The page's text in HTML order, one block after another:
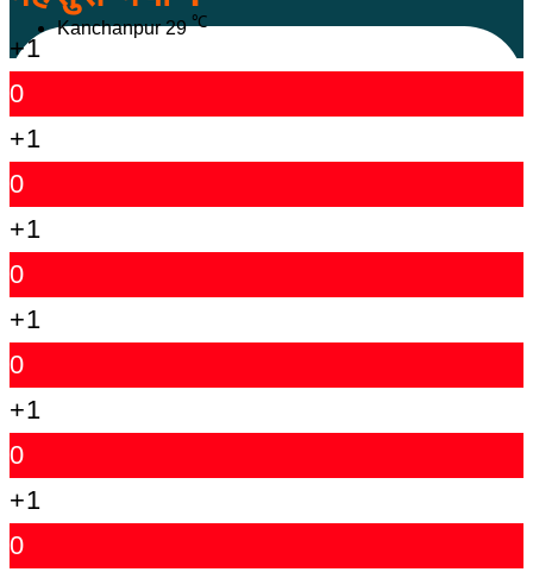
Kanchanpur 29℃
+1
0
+1
0
+1
0
+1
0
+1
0
+1
0